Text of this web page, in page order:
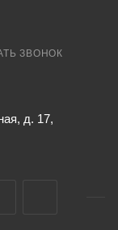
ЗВОНОК
д. 17,